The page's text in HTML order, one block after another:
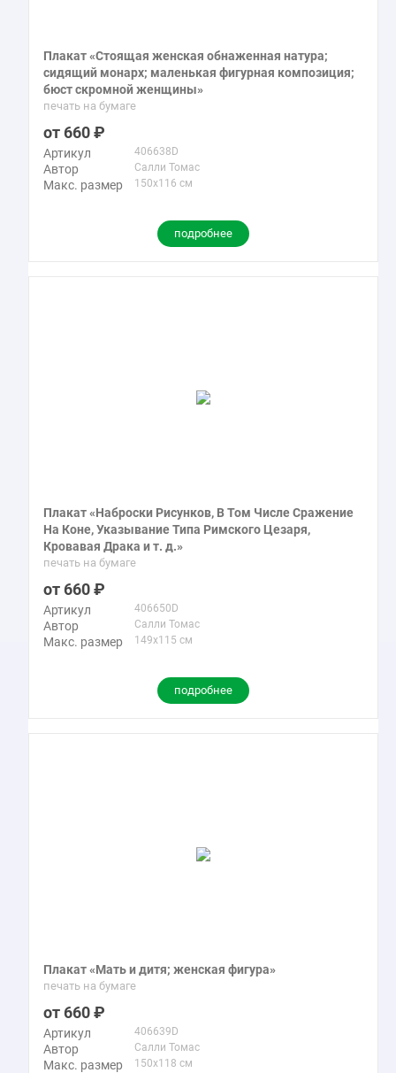
Плакат «Стоящая женская обнаженная натура;
сидящий монарх; маленькая фигурная композиция;
бюст скромной женщины»
печать на бумаге
660
Артикул 406638D
Автор Салли Томас
Макс. размер 150x116 см
подробнее
Плакат «Наброски Рисунков, В Том Числе Сражение
На Коне, Указывание Типа Римского Цезаря,
Кровавая Драка и т. д.»
печать на бумаге
660
Артикул 406650D
Автор Салли Томас
Макс. размер 149x115 см
подробнее
Плакат «Мать и дитя; женская фигура»
печать на бумаге
660
Артикул 406639D
Автор Салли Томас
Макс. размер 150x118 см